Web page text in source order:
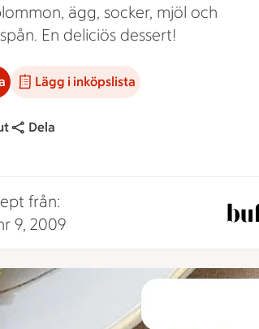
ägg, socker, mjöl och
En deliciös dessert!
Lägg i inköpslista
Dela
från:
9, 2009